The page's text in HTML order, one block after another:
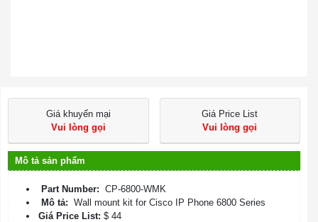
Giá khuyến mại
Vui lòng gọi
Giá Price List
Vui lòng gọi
Mô tả sản phẩm
Part Number: CP-6800-WMK
Mô tả: Wall mount kit for Cisco IP Phone 6800 Series
Giá Price List: $ 44